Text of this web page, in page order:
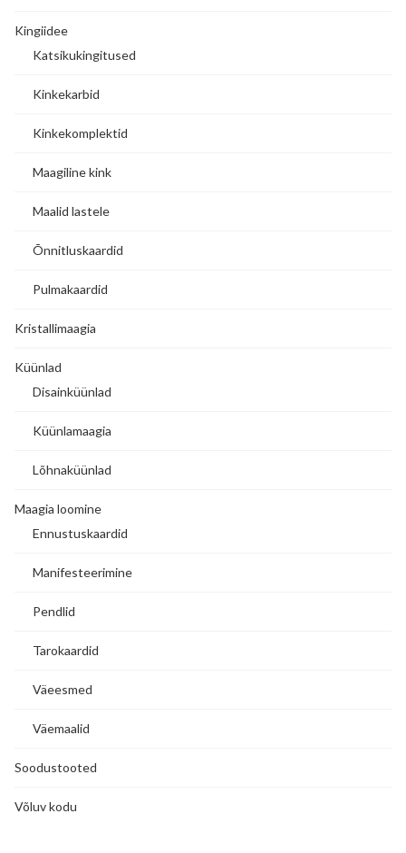
Kingiidee
Katsikukingitused
Kinkekarbid
Kinkekomplektid
Maagiline kink
Maalid lastele
Õnnitluskaardid
Pulmakaardid
Kristallimaagia
Küünlad
Disainküünlad
Küünlamaagia
Lõhnaküünlad
Maagia loomine
Ennustuskaardid
Manifesteerimine
Pendlid
Tarokaardid
Väeesmed
Väemaalid
Soodustooted
Võluv kodu